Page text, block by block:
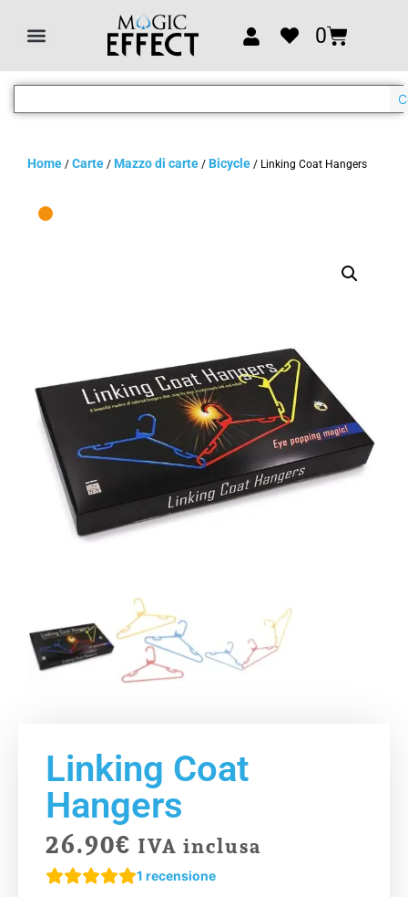
0
Home / Carte / Mazzo di carte / Bicycle / Linking Coat Hangers
Linking Coat
Hangers
26.90€ IVA inclusa
1 recensione